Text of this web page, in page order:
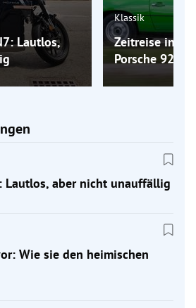
Lautlos,
Klassik
Zeitreise ins
Porsche 924
Lautlos, aber nicht unauffällig
Wie sie den heimischen